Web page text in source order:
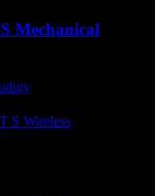
Mechanical